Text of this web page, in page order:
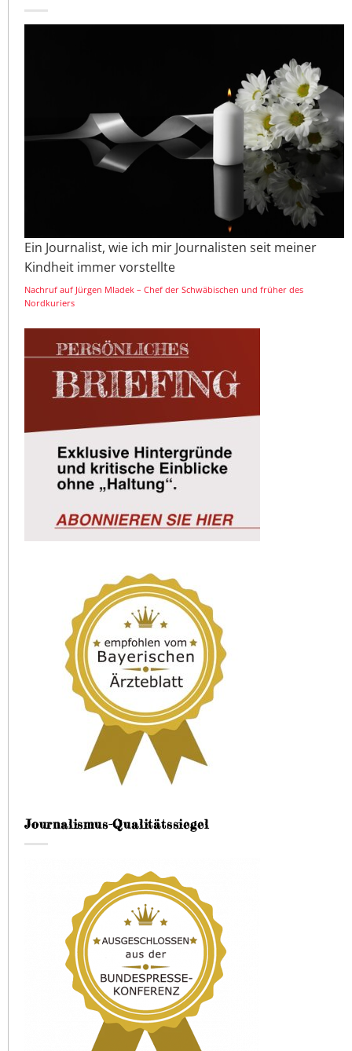
Ein Journalist, wie ich mir Journalisten seit meiner
Kindheit immer vorstellte
Nachruf auf Jürgen Mladek – Chef der Schwäbischen und früher des
Nordkuriers
Journalismus-Qualitätssiegel